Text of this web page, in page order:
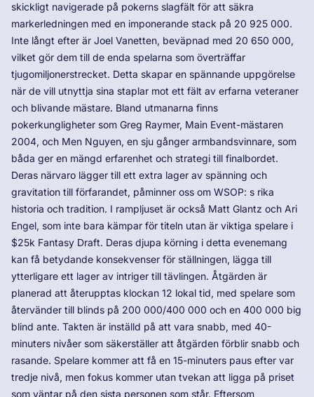
skickligt navigerade på pokerns slagfält för att säkra
markerledningen med en imponerande stack på 20 925 000.
Inte långt efter är Joel Vanetten, beväpnad med 20 650 000,
vilket gör dem till de enda spelarna som överträffar
tjugomiljonerstrecket. Detta skapar en spännande uppgörelse
när de vill utnyttja sina staplar mot ett fält av erfarna veteraner
och blivande mästare. Bland utmanarna finns
pokerkungligheter som Greg Raymer, Main Event-mästaren
2004, och Men Nguyen, en sju gånger armbandsvinnare, som
båda ger en mängd erfarenhet och strategi till finalbordet.
Deras närvaro lägger till ett extra lager av spänning och
gravitation till förfarandet, påminner oss om WSOP: s rika
historia och tradition. I rampljuset är också Matt Glantz och Ari
Engel, som inte bara kämpar för titeln utan är viktiga spelare i
$25k Fantasy Draft. Deras djupa körning i detta evenemang
kan få betydande konsekvenser för ställningen, lägga till
ytterligare ett lager av intriger till tävlingen. Åtgärden är
planerad att återupptas klockan 12 lokal tid, med spelare som
återvänder till blinds på 200 000/400 000 och en 400 000 big
blind ante. Takten är inställd på att vara snabb, med 40-
minuters nivåer som säkerställer att åtgärden förblir snabb och
rasande. Spelare kommer att få en 15-minuters paus efter var
tredje nivå, men fokus kommer utan tvekan att ligga på priset
som väntar på den sista personen som står. Eftersom